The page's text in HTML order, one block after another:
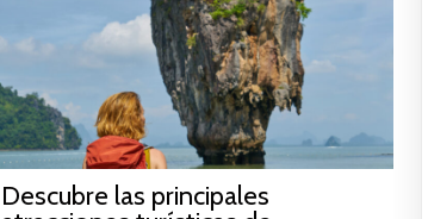
Descubre las principales